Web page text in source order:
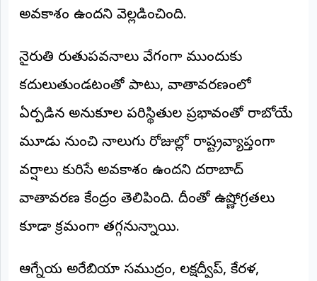
ఆర్టీఐ
రిపోర్టర్స్
(REPORTERS
మా
రిపోర్టర్లు
రిపోర్టర్‌గా
లాగిన్
(Login)
అవకాశం ఉందని వెల్లడించింది.
నైరుతి రుతుపవనాలు వేగంగా ముందుకు
కదులుతుండటంతో పాటు, వాతావరణంలో
ఏర్పడిన అనుకూల పరిస్థితుల ప్రభావంతో రాబోయే
మూడు నుంచి నాలుగు రోజుల్లో రాష్ట్రవ్యాప్తంగా
వర్షాలు కురిసే అవకాశం ఉందని హైదరాబాద్
వాతావరణ కేంద్రం తెలిపింది. దీంతో ఉష్ణోగ్రతలు
కూడా క్రమంగా తగ్గనున్నాయి.
ఆగ్నేయ అరేబియా సముద్రం, లక్షద్వీప్, కేరళ,